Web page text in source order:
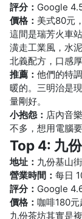
評分： Google
價格： 美式80元
這間是瑞芳火車
潢走工業風，水
北義配方，口感
推薦： 他們的特
暖的。三明治是
量剛好。
小抱怨： 店內音
不多，想用電腦要
Top 4: 九
地址： 九份基山
營業時間： 每日
評分： Google
價格： 咖啡180
九份茶坊其實是